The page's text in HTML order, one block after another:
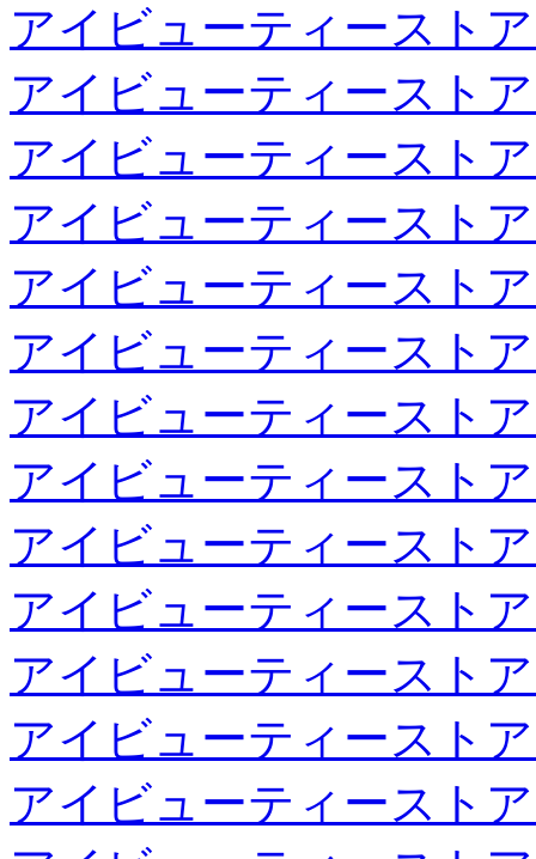
アイビューティースト
アイビューティースト
アイビューティースト
アイビューティースト
アイビューティースト
アイビューティースト
アイビューティースト
アイビューティースト
アイビューティースト
アイビューティースト
アイビューティースト
アイビューティースト
アイビューティースト